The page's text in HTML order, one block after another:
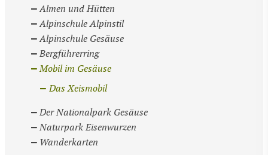
Almen und Hütten
Alpinschule Alpinstil
Alpinschule Gesäuse
Bergführerring
Mobil im Gesäuse
Das Xeismobil
Der Nationalpark Gesäuse
Naturpark Eisenwurzen
Wanderkarten